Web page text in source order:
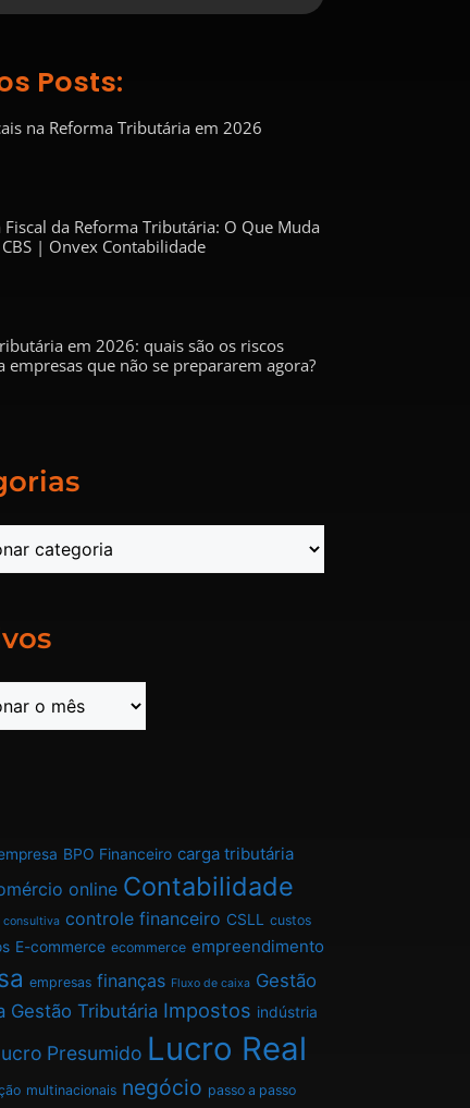
Posts:
na Reforma Tributária em 2026
Fiscal da Reforma Tributária: O Que Muda
CBS | Onvex Contabilidade
em 2026: quais são os riscos
empresas que não se prepararem agora?
BPO Financeiro carga tributária
online Contabilidade
controle financeiro CSLL custos
E-commerce ecommerce empreendimento
empresas finanças Fluxo de caixa Gestão
Gestão Tributária Impostos indústria
Presumido Lucro Real
multinacionais negócio passo a passo